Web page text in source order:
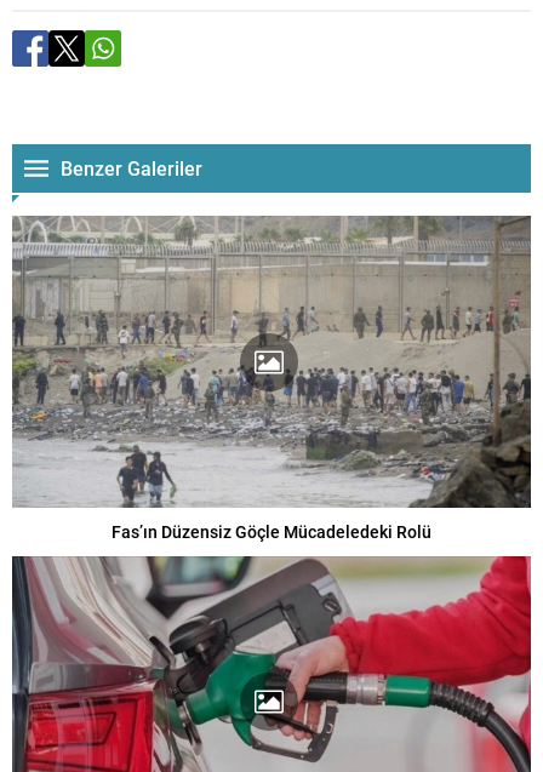
Benzer Galeriler
Fas’ın Düzensiz Göçle Mücadeledeki Rolü